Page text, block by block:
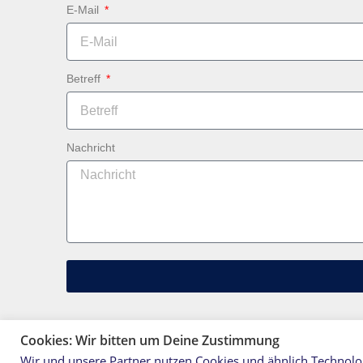
E-Mail
Betreff
Nachricht
Cookies: Wir bitten um Deine Zustimmung